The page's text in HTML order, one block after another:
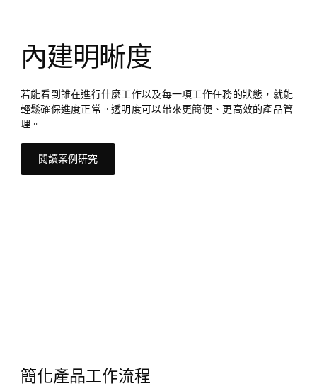
內建明晰度
若能看到誰在進行什麼工作以及每一項工作任務的狀態，就能
輕鬆確保進度正常。透明度可以帶來更簡便、更高效的產品管
理。
閱讀案例研究
簡化產品工作流程